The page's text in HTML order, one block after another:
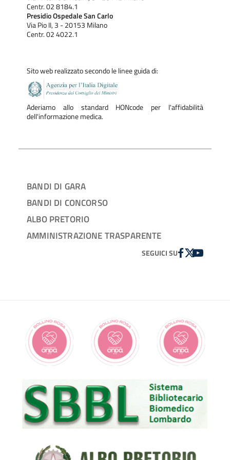
Centr. 02 8184.1
Presidio Ospedale San Carlo
Via Pio II, 3 - 20153 Milano
Centr. 02 4022.1
Sito web realizzato secondo le linee guida di:
Aderiamo allo standard HONcode per l'affidabilità
dell'informazione medica.
BANDI DI GARA
BANDI DI CONCORSO
ALBO PRETORIO
AMMINISTRAZIONE TRASPARENTE
SEGUICI SUFACEBOOK
TWITTER
YOUTUBE